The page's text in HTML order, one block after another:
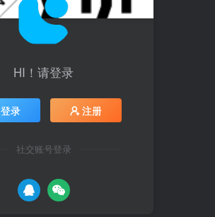
HI！请登录
登录 注册
社交账号登录